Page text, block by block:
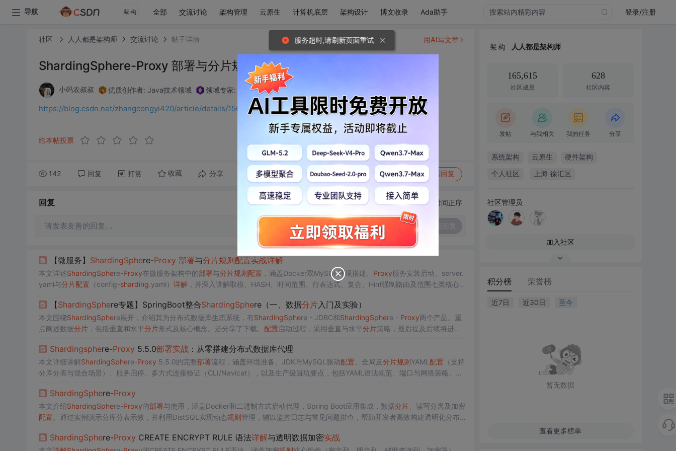
导航 全部 交流讨论 架构管理 云原生 计算机底层 架构设计 博文收录 Ada助手 登录/注册
社区 人人都是架构师 交流讨论 帖子详情
ShardingSphere-Proxy 部署与分片规则配置实战详解
小码农叔叔 优质创作者: Java技术领域 领域专家: 后端开发技术领域
https://blog.csdn.net/zhangcongyi420/article/details/156560715?spm=1001.2014.3001.5502
给本帖投票
142 回复 打赏 收藏 分享 转发到动态 举报 写回复
用AI写文章
回复 切换为时间正序
请发表友善的回复…
【微服务】 ShardingSphere-Proxy 部署与分片规则配置实战详解
本文详述ShardingSphere-Proxy在微服务架构中的部署与分片规则配置 ，涵盖Docker双MySQL环境搭建、 Proxy服务安装启动、server.
yaml与分片配置 （config-sharding .yaml） 详解，并深入讲解取模、HASH、时间范围、行表达式、复合、Hint强制路由及范围七类核心分
【ShardingSphere专题】SpringBoot整合ShardingSphere（一、数据分片入门及实验）
本文围绕ShardingSphere展开，介绍其为分布式数据库生态系统，有ShardingSphere - JDBC和ShardingSphere - Proxy两个产品。重
点阐述数据分片，包括垂直和水平分片形式及核心概念。还分享了下载、 配置 启动过程，采用垂直与水平分片策略，最后提及后续将进行S
Shardingsphere-Proxy 5.5.0部署实战：从零搭建分布式数据库代理
本文详细讲解ShardingSphere-Proxy 5.5.0的完整部署流程，涵盖环境准备、JDK与MySQL驱动配置 、全局及分片规则YAML 配置 （支持
分库分表与混合场景）、服务启停、多方式连接验证（CLI/Navicat），以及生产级避坑要点，包括YAML语法规范、端口与网络策略、驱
ShardingSphere-Proxy
本文介绍ShardingSphere-Proxy的部署与使用，涵盖Docker和二进制方式启动代理，Spring Boot应用集成，数据分片、读写分离及加密
配置 。通过实例演示分库分表示效，并利用DistSQL实现动态规则管理，辅以监控日志与常见问题排查，帮助开发者高效构建透明化分布
ShardingSphere-Proxy CREATE ENCRYPT RULE 语法详解与透明数据加密实战
人人都是架构师
165,615
社区成员
628
社区内容
发帖 与我相关 我的任务 分享
系统架构 云原生 硬件架构
个人社区 上海·徐汇区
社区管理员
加入社区
积分榜 荣誉榜
近7日 近30日 至今
暂无数据
查看更多榜单
服务超时,请刷新页面重试